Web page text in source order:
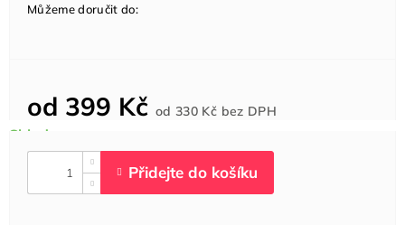
od 399 Kč od330 Kč bez DPHcena:
Můžeme doručit do: